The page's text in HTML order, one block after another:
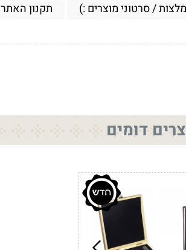
/ סרטוני מוצרים :) תקנון האתר
דומים